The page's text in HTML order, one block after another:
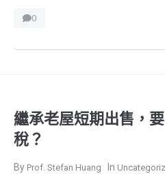
0
繼承老屋短期出售，
稅？
Prof. Stefan Huang